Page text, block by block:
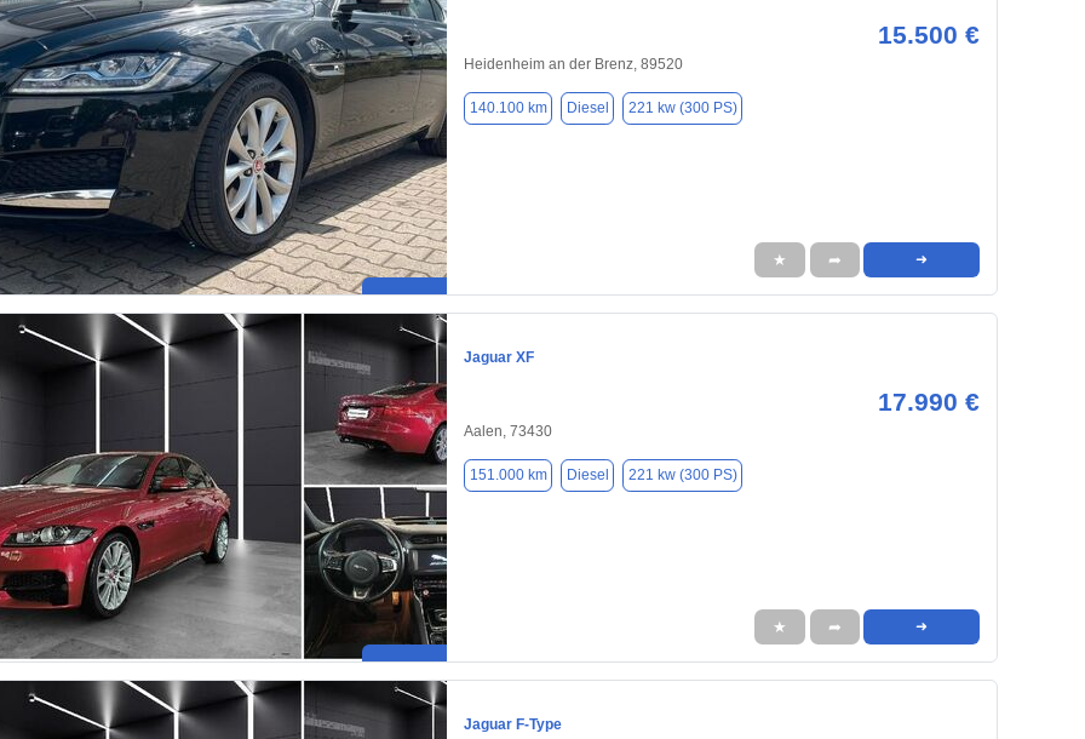
15.500 €
Heidenheim an der Brenz, 89520
140.100 km Diesel 221 kw (300 PS)
★ ➦ ➜
Jaguar XF
17.990 €
Aalen, 73430
151.000 km Diesel 221 kw (300 PS)
★ ➦ ➜
Jaguar F-Type